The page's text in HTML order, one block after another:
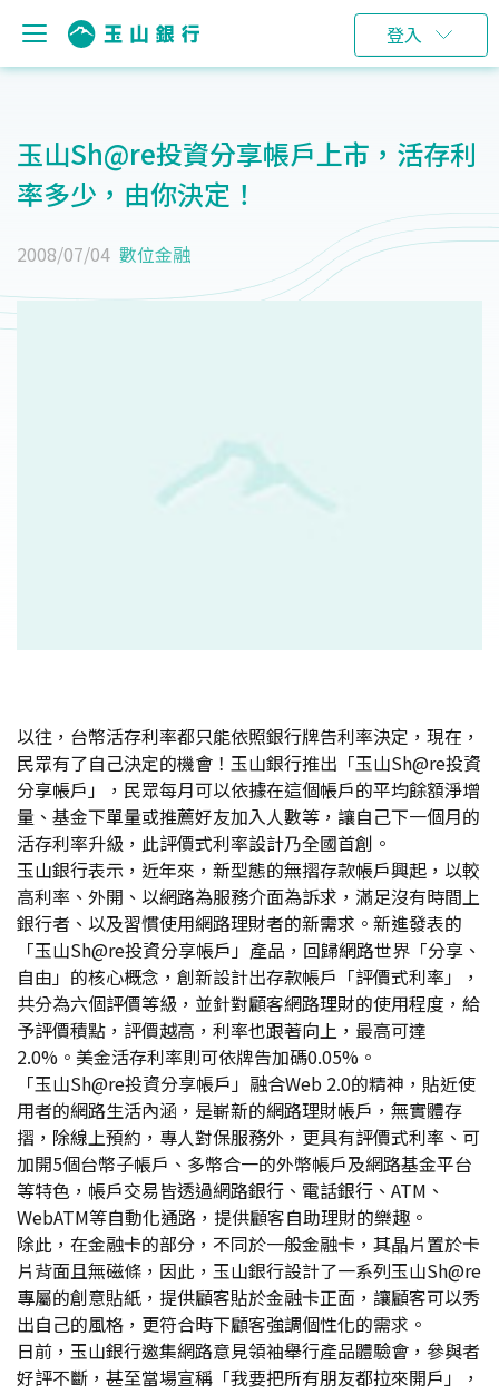
登入
玉山Sh@re投資分享帳戶上市，活存利
率多少，由你決定！
2008/07/04 數位金融
以往，台幣活存利率都只能依照銀行牌告利率決定，現在，
民眾有了自己決定的機會！玉山銀行推出「玉山Sh@re投資
分享帳戶」，民眾每月可以依據在這個帳戶的平均餘額淨增
量、基金下單量或推薦好友加入人數等，讓自己下一個月的
活存利率升級，此評價式利率設計乃全國首創。
玉山銀行表示，近年來，新型態的無摺存款帳戶興起，以較
高利率、外開、以網路為服務介面為訴求，滿足沒有時間上
銀行者、以及習慣使用網路理財者的新需求。新進發表的
「玉山Sh@re投資分享帳戶」產品，回歸網路世界「分享、
自由」的核心概念，創新設計出存款帳戶「評價式利率」，
共分為六個評價等級，並針對顧客網路理財的使用程度，給
予評價積點，評價越高，利率也跟著向上，最高可達
2.0%。美金活存利率則可依牌告加碼0.05%。
「玉山Sh@re投資分享帳戶」融合Web 2.0的精神，貼近使
用者的網路生活內涵，是嶄新的網路理財帳戶，無實體存
摺，除線上預約，專人對保服務外，更具有評價式利率、可
加開5個台幣子帳戶、多幣合一的外幣帳戶及網路基金平台
等特色，帳戶交易皆透過網路銀行、電話銀行、ATM、
WebATM等自動化通路，提供顧客自助理財的樂趣。
除此，在金融卡的部分，不同於一般金融卡，其晶片置於卡
片背面且無磁條，因此，玉山銀行設計了一系列玉山Sh@re
專屬的創意貼紙，提供顧客貼於金融卡正面，讓顧客可以秀
出自己的風格，更符合時下顧客強調個性化的需求。
日前，玉山銀行邀集網路意見領袖舉行產品體驗會，參與者
好評不斷，甚至當場宣稱「我要把所有朋友都拉來開戶」，